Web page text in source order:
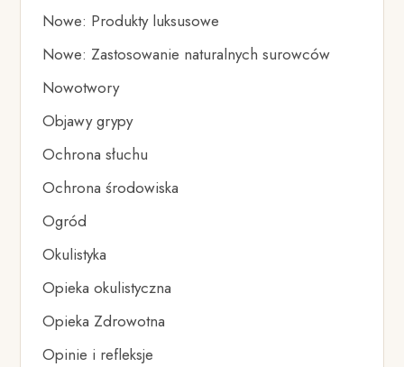
Nowe: Produkty luksusowe
Nowe: Zastosowanie naturalnych surowców
Nowotwory
Objawy grypy
Ochrona słuchu
Ochrona środowiska
Ogród
Okulistyka
Opieka okulistyczna
Opieka Zdrowotna
Opinie i refleksje